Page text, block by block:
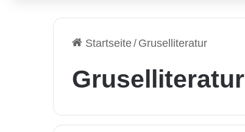
Startseite/ Gruselliteratur
Gruselliteratur